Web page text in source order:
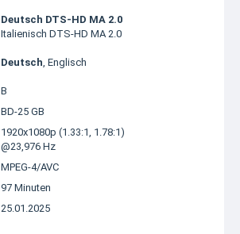
Deutsch DTS-HD MA 2.0
Italienisch DTS-HD MA 2.0
Deutsch, Englisch
B
BD-25 GB
1920x1080p (1.33:1, 1.78:1)
@23,976 Hz
MPEG-4/AVC
97 Minuten
25.01.2025